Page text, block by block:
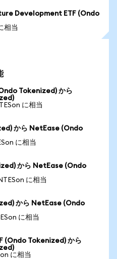
Development ETF (Ondo
相当
Tokenized) から
に相当
から NetEase (Ondo
に相当
から NetEase (Ondo
に相当
から NetEase (Ondo
に相当
(Ondo Tokenized) から
に相当